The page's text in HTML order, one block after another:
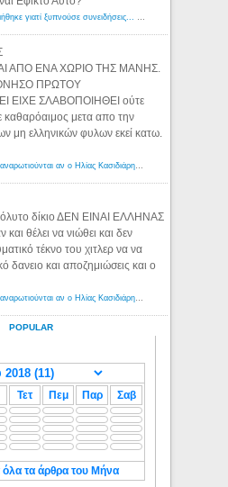
POPULAR
ΑΠΟ ΕΝΑ ΧΩΡΙΟ ΤΗΣ ΜΑΝΗΣ.
ΠΡΩΤΟΥ
ΕΙΧΕ ΣΛΑΒΟΠΟΙΗΘΕΙ ούτε
καθαρόαιμος μετα απο την
μη ελληνικών φυλων εκεί κατω.
δίκιο ΔΕΝ ΕΙΝΑΙ ΕΛΛΗΝΑΣ
θέλει να νιώθει και δεν
τέκνο του χιτλερ να να
δανειο και αποζημιώσεις και ο
Τετ Πεμ Παρ Σαβ
όλα τα άρθρα του Μήνα